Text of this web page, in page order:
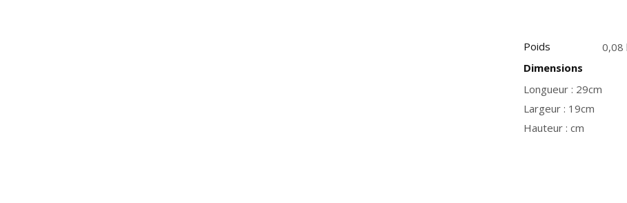
Poids
0,08
Dimensions
Longueur : 29cm
Largeur : 19cm
Hauteur : cm